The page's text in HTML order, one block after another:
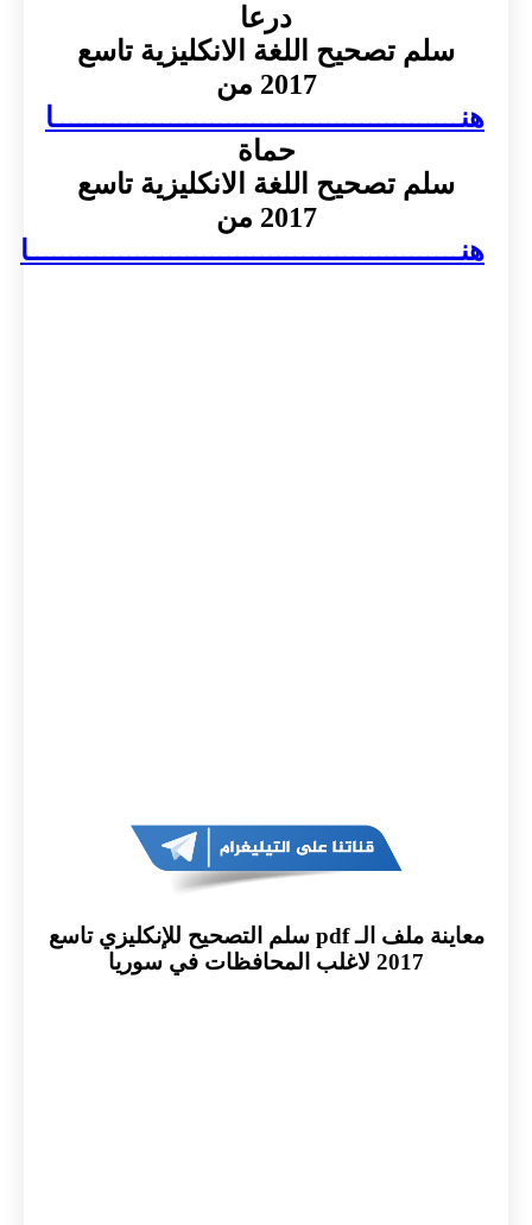
درعا
سلم تصحيح اللغة الانكليزية تاسع
2017 من
هنـــــــــــــــــــــــــــــــــــــــــــــــــا
حماة
سلم تصحيح اللغة الانكليزية تاسع
2017 من
هنــــــــــــــــــــــــــــــــــــــــــــــــــــا
معاينة ملف الـ pdf سلم التصحيح للإنكليزي تاسع
2017 لاغلب المحافظات في سوريا